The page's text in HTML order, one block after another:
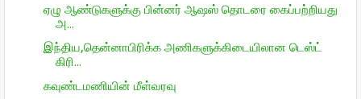
ஏழு ஆண்டுகளுக்கு பின்னர் ஆஷஸ் தொடரை கைப்பற்றியது
அ...
இந்திய,தென்னாபிரிக்க அணிகளுக்கிடையிலான டெஸ்ட்
கிரி...
கவுண்டமணியின் மீள்வரவு